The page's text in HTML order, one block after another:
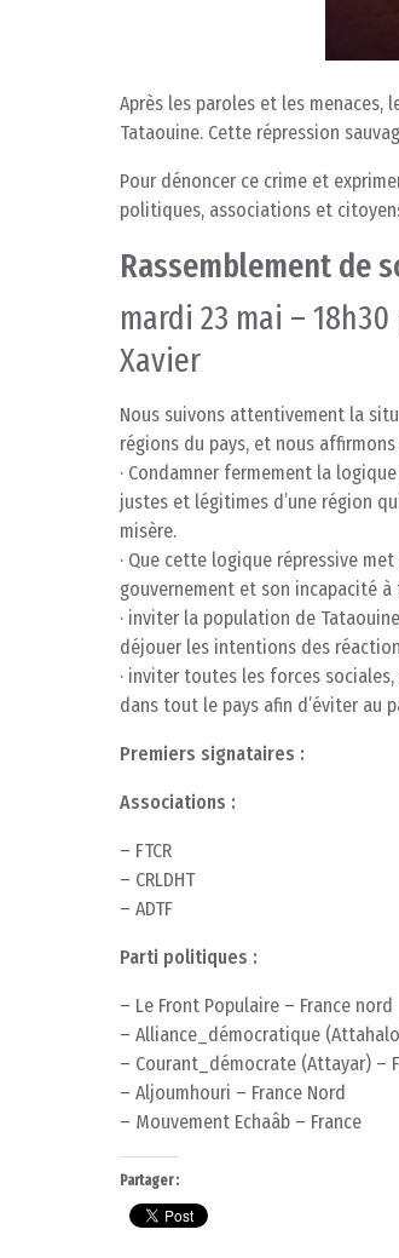
Après les paroles et les
Tataouine. Cette répression
Pour dénoncer ce crime et
politiques, associations et
Rassemblement de
mardi 23 mai –
Xavier
Nous suivons attentivement la
régions du pays, et nous affirmons
· Condamner fermement la
justes et légitimes d’une région
misère.
· Que cette logique répressive
gouvernement et son incapacité
· inviter la population de
déjouer les intentions des
· inviter toutes les forces
dans tout le pays afin d’éviter au
Premiers signataires :
Associations :
– FTCR
– CRLDHT
– ADTF
Parti politiques :
– Le Front Populaire – France nord
– Alliance_démocratique
– Courant_démocrate (Attayar) –
– Aljoumhouri – France Nord
– Mouvement Echaâb – France
Partager :